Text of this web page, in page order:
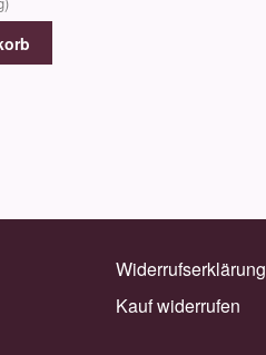
Widerrufserklärung
Kauf widerrufen